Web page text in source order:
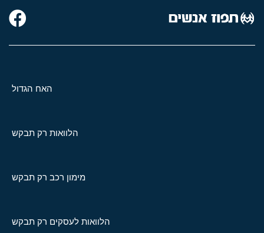
האח הגדול
הלוואות רק תבקש
מימון רכב רק תבקש
הלוואות לעסקים רק תבקש